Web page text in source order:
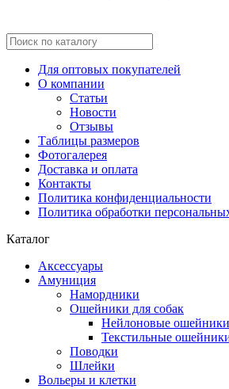
Для оптовых покупателей
О компании
Статьи
Новости
Отзывы
Таблицы размеров
Фотогалерея
Доставка и оплата
Контакты
Политика конфиденциальности
Политика обработки
Каталог
Аксессуары
Амуниция
Намордники
Ошейники для собак
Нейлоновые ошейники
Текстильные
Поводки
Шлейки
Вольеры и клетки